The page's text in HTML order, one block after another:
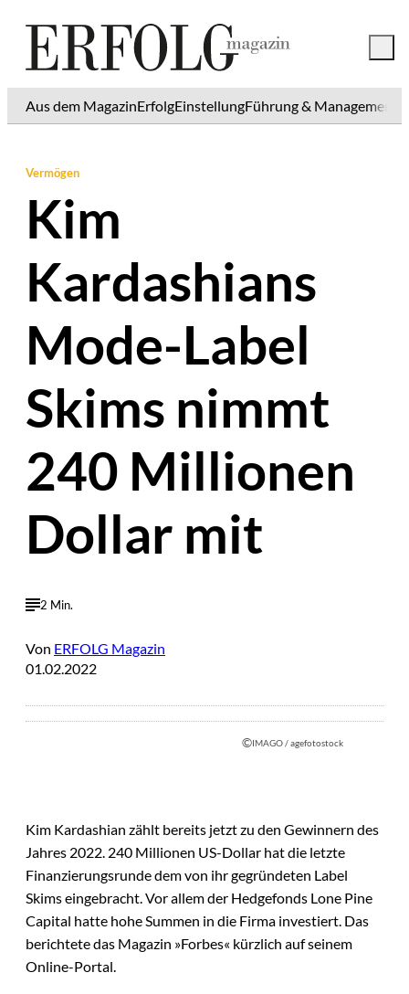
Aus dem MagazinErfolgEinstellungFührung & Management
Vermögen
Kim
Kardashians
Mode-Label
Skims nimmt
240 Millionen
Dollar mit
2 Min.
Von ERFOLG Magazin
01.02.2022
©IMAGO / agefotostock
Kim Kardashian zählt bereits jetzt zu den Gewinnern des
Jahres 2022. 240 Millionen US-Dollar hat die letzte
Finanzierungsrunde dem von ihr gegründeten Label
Skims eingebracht. Vor allem der Hedgefonds Lone Pine
Capital hatte hohe Summen in die Firma investiert. Das
berichtete das Magazin »Forbes« kürzlich auf seinem
Online-Portal.